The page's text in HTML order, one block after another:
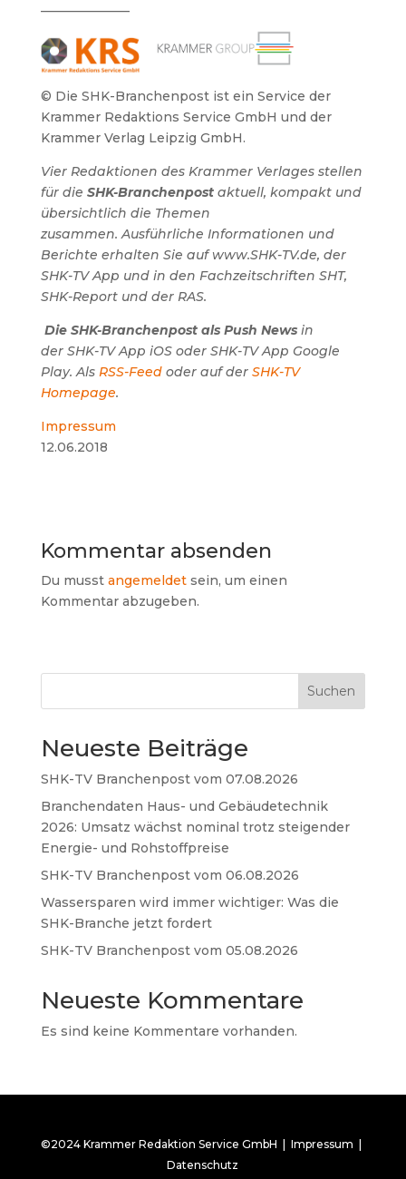
© Die SHK-Branchenpost ist ein Service der
Krammer Redaktions Service GmbH und der
Krammer Verlag Leipzig GmbH.
Vier Redaktionen des Krammer Verlages stellen
für die SHK-Branchenpost aktuell, kompakt und
übersichtlich die Themen
zusammen. Ausführliche Informationen und
Berichte erhalten Sie auf www.SHK-TV.de, der
SHK-TV App und in den Fachzeitschriften SHT,
SHK-Report und der RAS.
Die SHK-Branchenpost als Push Newsin
der SHK-TV App iOS oder SHK-TV App Google
Play. Als RSS-Feedoder auf der SHK-TV
Homepage.
Impressum
12.06.2018
Kommentar absenden
Du musst angemeldetsein, um einen
Kommentar abzugeben.
Suchen
Neueste Beiträge
SHK-TV Branchenpost vom 07.08.2026
Branchendaten Haus- und Gebäudetechnik
2026: Umsatz wächst nominal trotz steigender
Energie- und Rohstoffpreise
SHK-TV Branchenpost vom 06.08.2026
Wassersparen wird immer wichtiger: Was die
SHK-Branche jetzt fordert
SHK-TV Branchenpost vom 05.08.2026
Neueste Kommentare
Es sind keine Kommentare vorhanden.
©2024 Krammer Redaktion Service GmbH |Impressum
Datenschutz